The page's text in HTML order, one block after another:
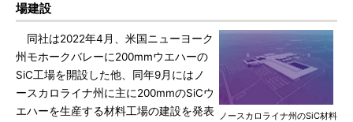
場建設
ノースカロライナ州のSiC材料
同社は2022年4月、米国ニューヨーク
州モホークバレーに200mmウエハーの
SiC工場を開設した他、同年9月にはノ
ースカロライナ州に主に200mmのSiCウ
エハーを生産する材料工場の建設を発表